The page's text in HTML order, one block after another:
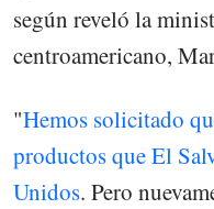
según reveló la
centroamericano,
"Hemos solicitado
productos que El
Unidos. Pero